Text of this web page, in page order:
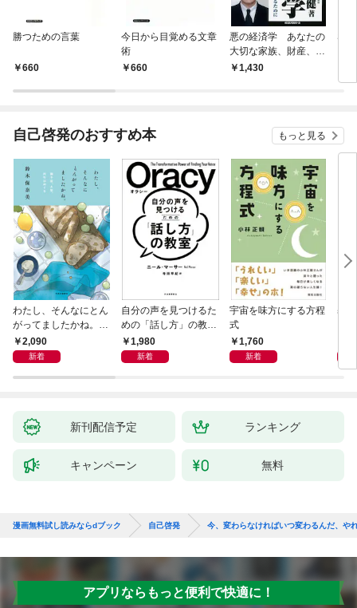
勝つための言葉
660
今日から目覚める文章
術
660
悪の経済学 あなたの
大切な家族、財産、命
を守るために
1,430
自己啓発のおすすめ本 もっと見る
わたし、そんなにとん
がってましたかね。
獅子座、Ａ型、丙午は
めぐる
2,090
新着
自分の声を見つけるた
めの「話し方」の教
室 Ｏｒａｃｙ（オラ
シー）
1,980
新着
宇宙を味方にする方程
式
1,760
新着
基
新刊配信予定 ランキング
キャンペーン 無料
漫画無料試し読みならdブック 自己啓発 今、変わらなければいつ変わるんだ、や
アプリならもっと便利で快適に！